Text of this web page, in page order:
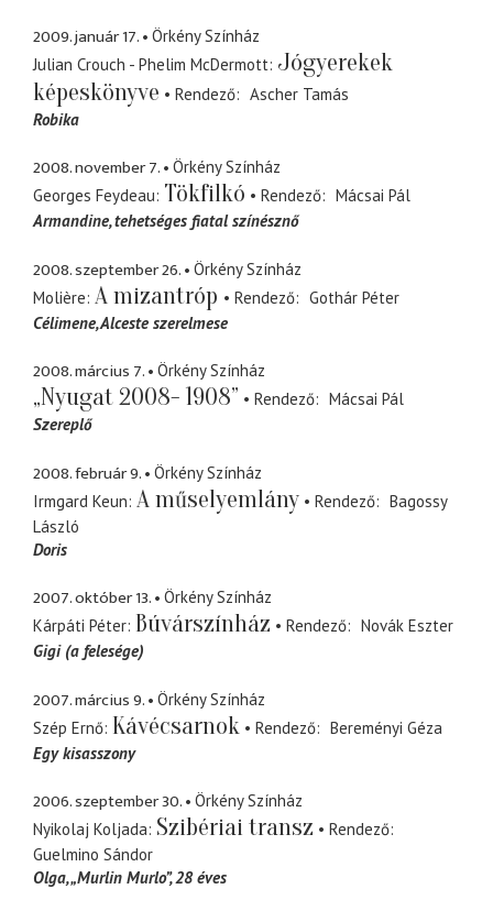
2009. január 17.
Örkény Színház
Julian Crouch - Phelim McDermott Jógyerekek
képeskönyve
Rendező
Ascher Tamás
Robika
2008. november 7.
Örkény Színház
Georges Feydeau Tökfilkó Rendező
Mácsai Pál
Armandine tehetséges fiatal színésznő
2008. szeptember 26.
Örkény Színház
Molière A mizantróp Rendező
Gothár Péter
Célimene Alceste szerelmese
2008. március 7. Örkény Színház
„Nyugat 2008- 1908” Rendező
Mácsai Pál
Szereplő
2008. február 9.
Örkény Színház
Irmgard Keun A műselyemlány Rendező
Bagossy
László
Doris
2007. október 13.
Örkény Színház
Kárpáti Péter Búvárszínház Rendező
Novák Eszter
Gigi (a felesége)
2007. március 9.
Örkény Színház
Szép Ernő Kávécsarnok Rendező
Bereményi Géza
Egy kisasszony
2006. szeptember 30.
Örkény Színház
Nyikolaj Koljada Szibériai transz
Rendező
Guelmino Sándor
Olga „Murlin Murlo”, 28 éves